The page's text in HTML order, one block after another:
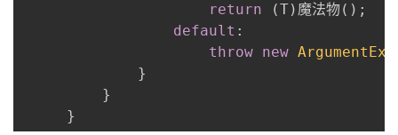
return
(T) 魔法物( ) ;
default :
throw new
}
}
}